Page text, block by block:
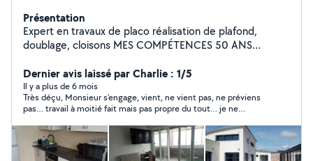
Présentation
Expert en travaux de placo réalisation de plafond,
doublage, cloisons MES COMPÉTENCES 50 ANS
chef d'entreprise. Transformation d'usine désaffectée
en lofts en région parisienne
Dernier avis laissé par Charlie : 1/5
Il y a plus de 6 mois
Très déçu, Monsieur s’engage, vient, ne vient pas, ne préviens
pas… travail à moitié fait mais pas propre du tout… je ne